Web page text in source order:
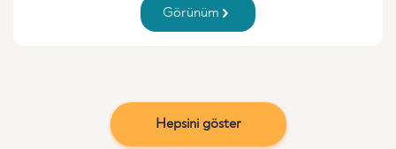
Görünüm
Hepsini göster